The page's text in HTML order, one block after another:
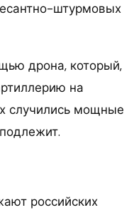
штурмовых
дрона, который,
на
случились мощные
российских